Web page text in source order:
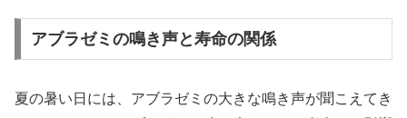
アブラゼミの鳴き声と寿命の関係
夏の暑い日には、アブラゼミの大きな鳴き声が聞こえてき